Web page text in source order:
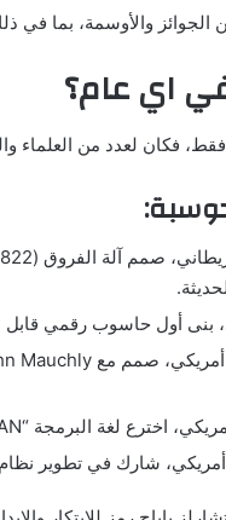
والأوسمة، بما في ذلك
اي عام؟
فكان لعدد من العلماء